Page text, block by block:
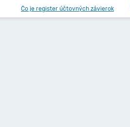
Čo je register účtovných závierok